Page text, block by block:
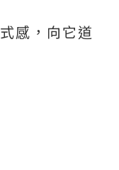
感，向它道